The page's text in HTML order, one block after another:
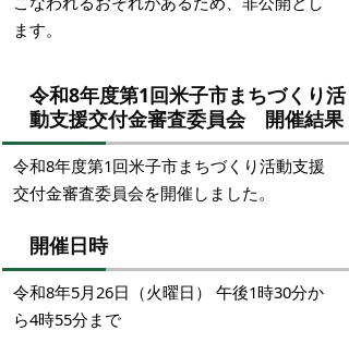
ます。
令和8年度第1回米子市まちづくり活
動支援交付金審査委員会 開催結果
令和8年度第1回米子市まちづくり活動支援
交付金審査委員会を開催しました。
開催日時
令和8年5月26日（火曜日） 午後1時30分か
ら4時55分まで